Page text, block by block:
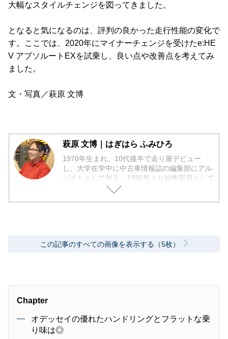
大幅なスタイルチェンジを図ってきました。
となると気になるのは、評判の良かった走行性能の変化で
す。ここでは、2020年にマイナーチェンジを受けたe:HE
V アブソルートEXを試乗し、良い点や改善点を考えてみ
ました。
文・写真／萩原 文博
萩原 文博｜はぎはら ふみひろ
1970年生まれ。10代後半で走り屋デビュー
し、大学在学中に中古車情報誌の編集部にアル
バイトとして加入。1995年より編集部員として
編集作業に本格的に携わる。中古車の流通、販
動向や流行りの装備の価値評価などを加味し
この記事のすべての画像を表示する（5枚）
Chapter
オデッセイの優れたハンドリングとフラットな乗
り味は◎